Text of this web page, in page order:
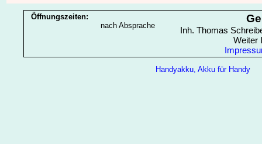
Öffnungszeiten:
nach Absprache
Inh. Thomas
Weiter
Handyakku, Akku für Handy